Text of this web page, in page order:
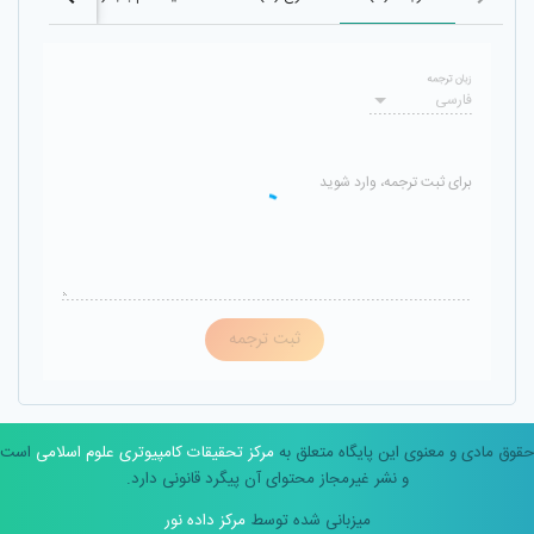
فارسی
زبان ترجمه
برای ثبت ترجمه، وارد شوید
ثبت ترجمه
حقوق مادی و معنوی این پایگاه متعلق به مرکز تحقیقات کامپیوتری علوم اسلامی است
و نشر غیرمجاز محتوای آن پیگرد قانونی دارد.
میزبانی شده توسطمرکز داده نور